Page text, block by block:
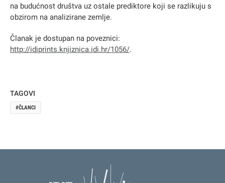
na budućnost društva uz ostale prediktore koji se razlikuju s
obzirom na analizirane zemlje.
Članak je dostupan na poveznici:
http://idiprints.knjiznica.idi.hr/1056/.
TAGOVI
ČLANCI